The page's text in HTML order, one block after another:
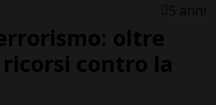
5 anni
oltre
contro la